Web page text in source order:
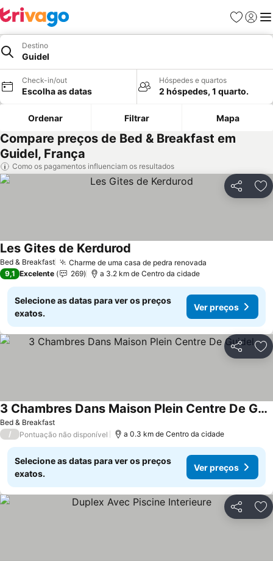
Favoritos
Iniciar
Destino
Guidel
Check-in/out
Escolha as datas
Hóspedes e quartos
2 hóspedes, 1 quarto.
Ordenar Filtrar Mapa
Compare preços de Bed & Breakfast em
Guidel, França
Como os pagamentos influenciam os resultados
Partilhar
Bed & Breakfast Charme de uma casa de pedra renovada
Les Gites de Kerdurod
9,1 Excelente 269 a 3.2 km de Centro da cidade
Selecione as datas para ver os preços
exatos.
Ver preços
Partilhar
Bed & Breakfast
3 Chambres Dans Maison Plein Centre De Guidel
/ Pontuação não disponível a 0.3 km de Centro da cidade
Selecione as datas para ver os preços
exatos.
Ver preços
Partilhar